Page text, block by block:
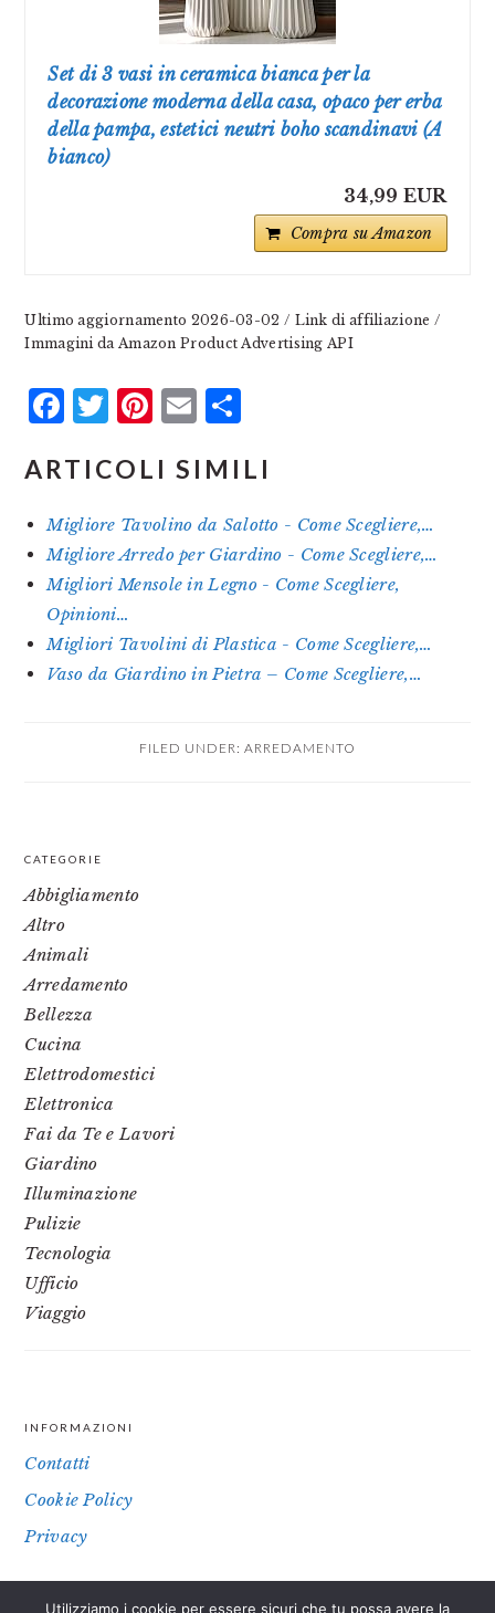
Set di 3 vasi in ceramica bianca per la
decorazione moderna della casa, opaco per erba
della pampa, estetici neutri boho scandinavi (A
bianco)
34,99 EUR
Compra su Amazon
Ultimo aggiornamento 2026-03-02 / Link di affiliazione /
Immagini da Amazon Product Advertising API
Facebook
Twitter
Pinterest
Email
ARTICOLI SIMILI
Migliore Tavolino da Salotto - Come Scegliere,…
Migliore Arredo per Giardino - Come Scegliere,…
Migliori Mensole in Legno - Come Scegliere,
Opinioni…
Migliori Tavolini di Plastica - Come Scegliere,…
Vaso da Giardino in Pietra – Come Scegliere,…
FILED UNDER: ARREDAMENTO
PRIMARY
SIDEBAR
CATEGORIE
Abbigliamento
Altro
Animali
Arredamento
Bellezza
Cucina
Elettrodomestici
Elettronica
Fai da Te e Lavori
Giardino
Illuminazione
Pulizie
Tecnologia
Ufficio
Viaggio
FOOTER
INFORMAZIONI
Contatti
Cookie Policy
Privacy
Utilizziamo i cookie per essere sicuri che tu possa avere la